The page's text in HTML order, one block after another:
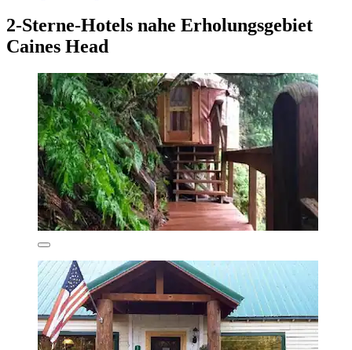
2-Sterne-Hotels nahe Erholungsgebiet
Caines Head